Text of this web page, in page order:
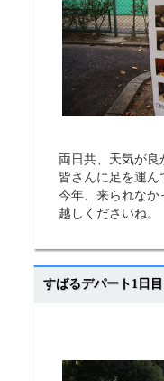
両日共、天気が
皆さんに足を運ん
今年、来られなか
越しくださいね。
すばるデパート1日目